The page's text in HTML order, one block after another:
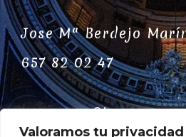
Valoramos tu privacidad
Jose Mª Berdejo
657 82 02 47
Siguenos